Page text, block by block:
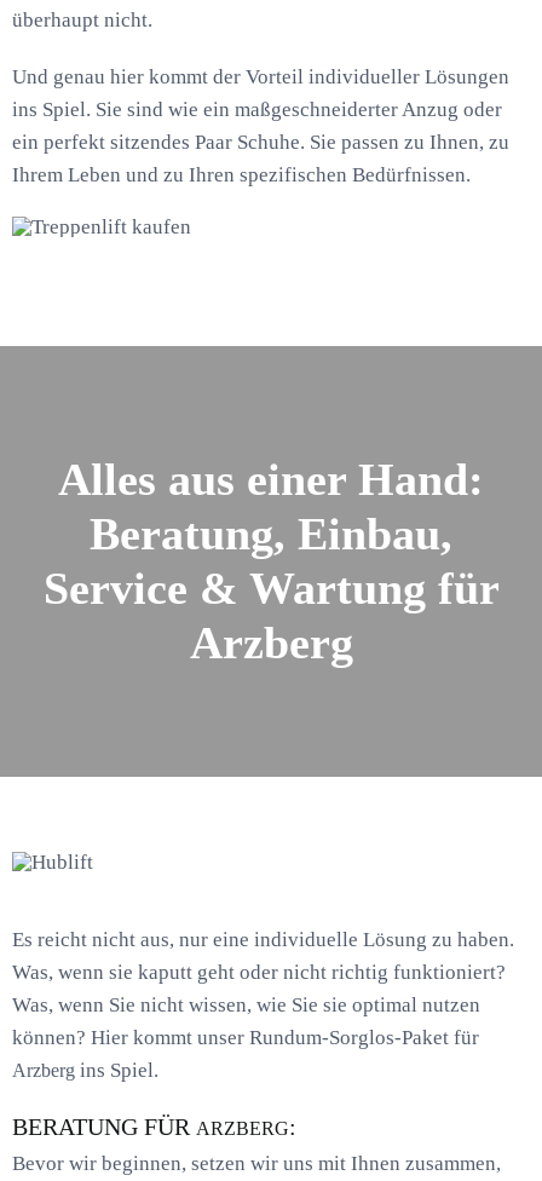
überhaupt nicht.
Und genau hier kommt der Vorteil individueller Lösungen
ins Spiel. Sie sind wie ein maßgeschneiderter Anzug oder
ein perfekt sitzendes Paar Schuhe. Sie passen zu Ihnen, zu
Ihrem Leben und zu Ihren spezifischen Bedürfnissen.
Alles aus einer Hand:
Beratung, Einbau,
Service & Wartung für
Arzberg
Es reicht nicht aus, nur eine individuelle Lösung zu haben.
Was, wenn sie kaputt geht oder nicht richtig funktioniert?
Was, wenn Sie nicht wissen, wie Sie sie optimal nutzen
können? Hier kommt unser Rundum-Sorglos-Paket für
Arzberg ins Spiel.
BERATUNG FÜR ARZBERG:
Bevor wir beginnen, setzen wir uns mit Ihnen zusammen,